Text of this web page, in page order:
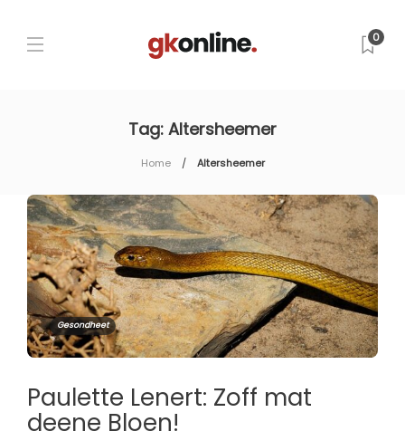
0
Tag: Altersheemer
Home Altersheemer
Gesondheet
Paulette Lenert: Zoff mat
deene Bloen!